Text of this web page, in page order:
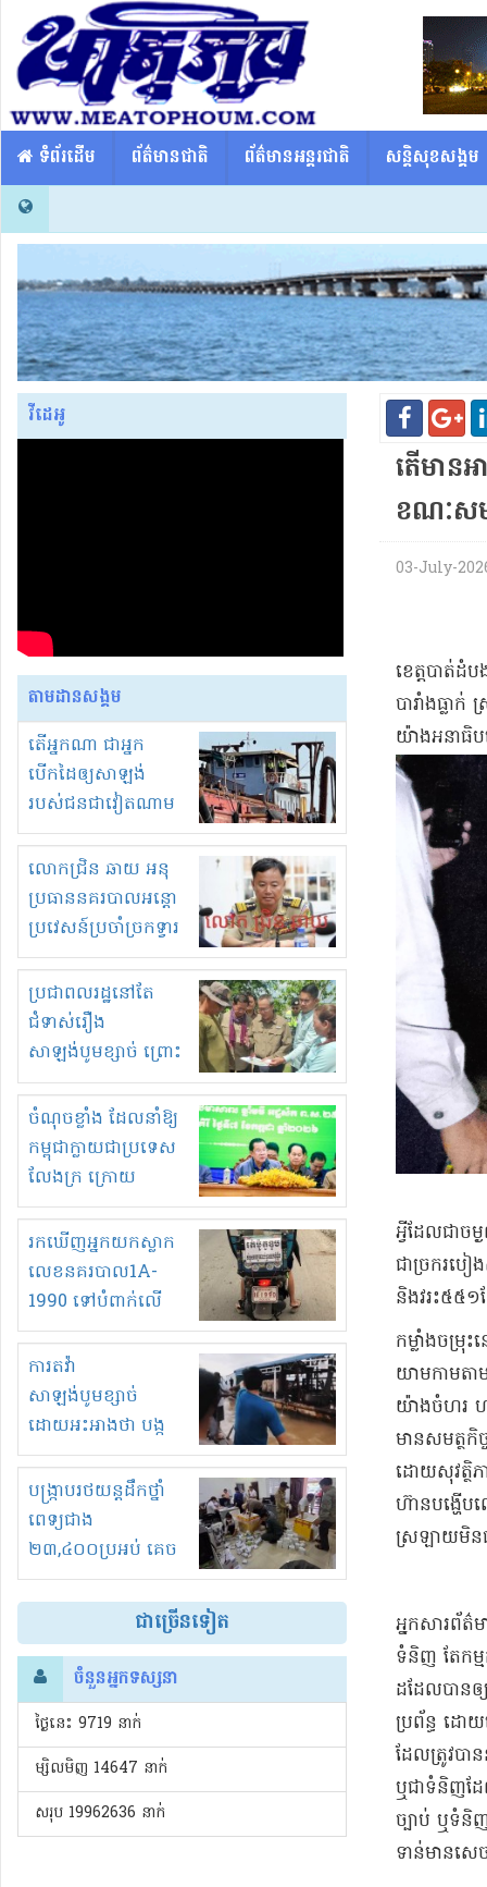
​​ ទំព័រដើម ព័ត៌មានជាតិ ព័ត៌មានអន្តរជាតិ សន្តិសុខសង្គម
វីដេអូ
តាមដានសង្គម
តើអ្នកណា ជាអ្នក
បើកដៃឲ្យសាឡង់
របស់ជនជាវៀតណាម
ចូល មកខុស
ច្បាប់លួចបូមខ្សាច់នៅ
ក្នុងប្រទេសកម្ពុជា
លោកជ្រិន ឆាយ អនុ
ប្រធាននគរបាលអន្តោ
ប្រវេសន៍ប្រចាំច្រកទ្វារ
ព្រំដែនភ្នំឌិន និងឈ្មួញ
មួយចំនួនទៀត
កំពង់តែគុបគិតគ្នា
ធ្វើសកម្មភាពរកស៊ីនិង
ស្តុកទំនិញគេចពន្ធ?
ប្រជាពលរដ្ឋនៅតែ
ជំទាស់រឿង
សាឡង់បូមខ្សាច់ ព្រោះ
ខ្លាចបាក់ច្រាំងទៀត!
ចំណុចខ្លាំង ដែលនាំឱ្យ
កម្ពុជាក្លាយជាប្រទេស
លែងក្រ ក្រោយ
ឆ្នាំ២០៣០
រកឃើញអ្នកយកស្លាក
លេខនគរបាល1A-
1990 ទៅបំពាក់លើ
ម៉ូតូរបស់ខ្លួន ដាកផ្លាក
រត់ឌុបហើយ
ការតវ៉ា
សាឡង់បូមខ្សាច់
ដោយអះអាងថា បង្ក
បាក់ច្រាំងទន្លេ និង
រំខានទាំងយប់ទាំងថ្ងៃ
បង្ក្រាបរថយន្តដឹកថ្នាំ
ពេទ្យជាង
២៣,៤០០ប្រអប់ គេច
ពន្ធនិងអត់ច្បាប់នាំ
ចូល!?
ជាច្រើនទៀត
ចំនួនអ្នកទស្សនា
ថ្ងៃនេះ​ 9719 នាក់
ម្សិលមិញ 14647 នាក់
សរុប 19962636 នាក់
តើមាន
ខណៈសម
03-July-
ខេត្តបាត់ដំ
បារាំងធ្លា
យ៉ាងអនាធិ
អ្វីដែលជា
ជាច្រករបៀ
និងវរះ៥៥១
កម្លាំងចម្រុ
យាមកាមតា
យ៉ាងចំហរ ហ
មានសមត្ថកិ
ដោយសុវត្ថិ
ហ៊ានបង្ហើប
ស្រឡាយមិន
អ្នកសារព័ត៌
ទំនិញ តែកម្
ដដែលបានឲ្
ប្រព័ន្ធ ដោយ
ដែលត្រូវបា
ឬជាទំនិញដែ
ច្បាប់ ឬទំនិ
ទាន់មានសេ